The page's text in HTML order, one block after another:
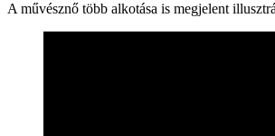
A művésznő több alkotása is megjelent